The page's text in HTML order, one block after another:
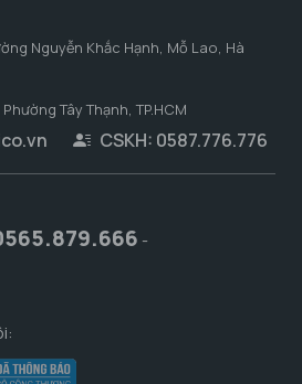
Nguyễn Khắc Hạnh, Mỗ Lao, Hà
Tây Thạnh, TP.HCM
CSKH: 0587.776.776
-